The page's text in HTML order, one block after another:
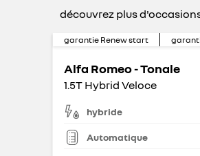
découvrez plus
garantie Renew start
Alfa Romeo - Tonale
1.5T Hybrid Veloce
hybride
Automatique